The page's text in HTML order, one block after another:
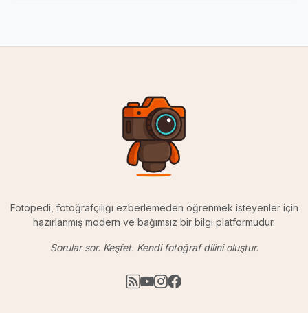
Fotopedi, fotoğrafçılığı ezberlemeden öğrenmek isteyenler için
hazırlanmış modern ve bağımsız bir bilgi platformudur.
Sorular sor. Keşfet. Kendi fotoğraf dilini oluştur.